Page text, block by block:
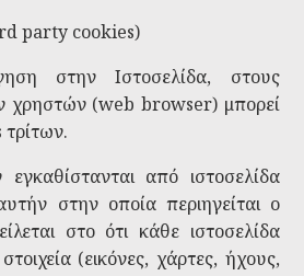
party cookies)
στην Ιστοσελίδα, στους
χρηστών (web browser) μπορεί
από ιστοσελίδα
στην οποία περιηγείται ο
στο ότι κάθε ιστοσελίδα
(εικόνες, χάρτες, ήχους,